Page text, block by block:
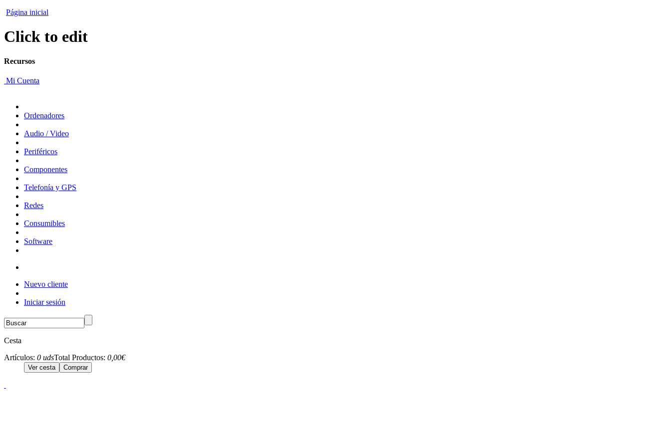
Página inicial
Click to edit
Recursos
Mi Cuenta
Ordenadores
Audio / Video
Periféricos
Componentes
Telefonía y GPS
Redes
Consumibles
Software
Nuevo cliente
Iniciar sesión
Cesta
Artículos: 0 udsTotal Productos: 0,00€